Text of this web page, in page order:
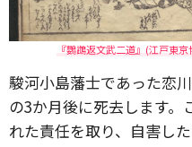
『鸚鵡返文武二道』(江戸東
駿河小島藩士であった恋
の3か月後に死去します。
れた責任を取り、自害し